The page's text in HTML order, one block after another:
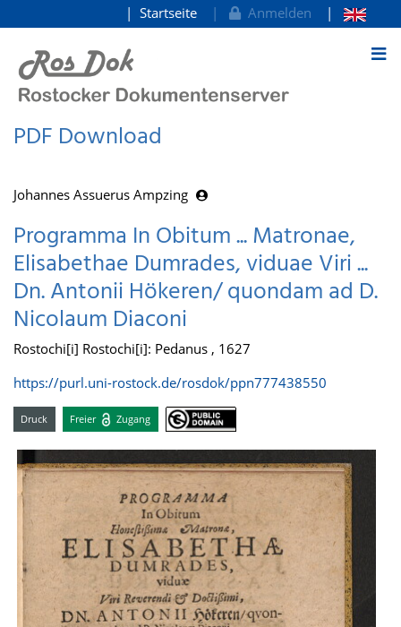
zum Inhalt
Startseite Anmelden
PDF Download
Johannes Assuerus Ampzing
Programma In Obitum ... Matronae,
Elisabethae Dumrades, viduae Viri ...
Dn. Antonii Hökeren/ quondam ad D.
Nicolaum Diaconi
Rostochi[i] Rostochi[i]: Pedanus , 1627
https://purl.uni-rostock.de/rosdok/ppn777438550
Druck Freier Zugang